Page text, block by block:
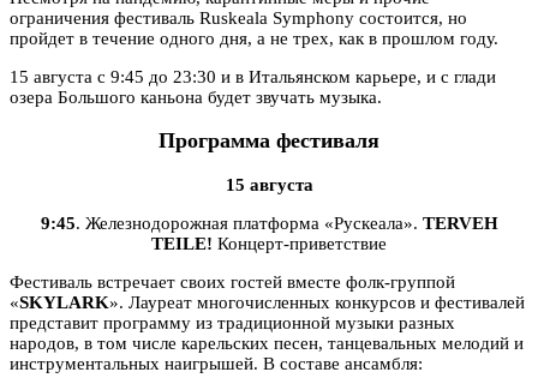
ограничения фестиваль Ruskeala Symphony состоится, но
пройдет в течение одного дня, а не трех, как в прошлом году.
15 августа с 9:45 до 23:30 и в Итальянском карьере, и с глади
озера Большого каньона будет звучать музыка.
Программа фестиваля
15 августа
9:45. Железнодорожная платформа «Рускеала». TERVEH
TEILE! Концерт-приветствие
Фестиваль встречает своих гостей вместе фолк-группой
«SKYLARK». Лауреат многочисленных конкурсов и фестивалей
представит программу из традиционной музыки разных
народов, в том числе карельских песен, танцевальных мелодий и
инструментальных наигрышей. В составе ансамбля: